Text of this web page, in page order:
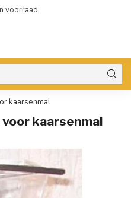
voorraad
kaarsenmal
kaarsenmal